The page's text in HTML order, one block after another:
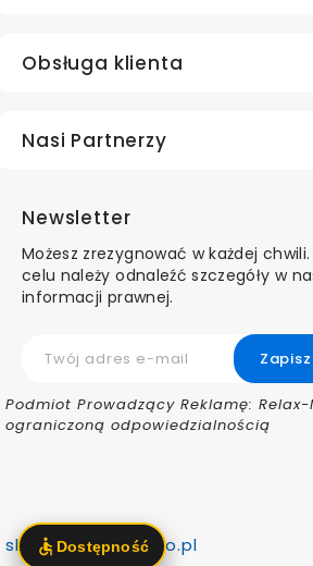
Obsługa klienta
Nasi Partnerzy
Newsletter
Możesz zrezygnować w każdej
celu należy odnaleźć szczegóły w
informacji prawnej.
Podmiot Prowadzący Reklamę: Relax-
ograniczoną odpowiedzialnością
sklep@ortomedico.pl